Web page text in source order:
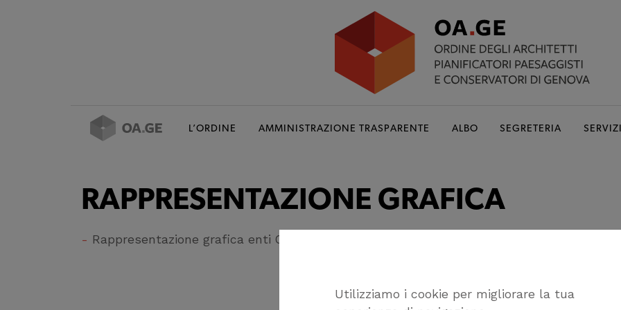
Utilizziamo i cookie per migliorare la tua
L’ORDINE AMMINISTRAZIONE TRASPARENTE ALBO SEGRETERIA SERVIZI
RAPPRESENTAZIONE GRAFICA
Rappresentazione grafica enti Ordine Architetti PPC di Genova